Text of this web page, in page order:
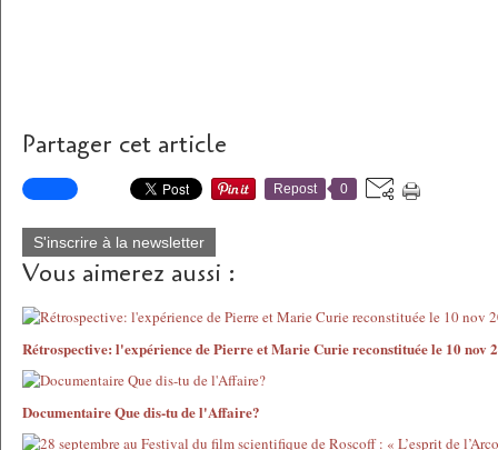
Partager cet article
Repost 0
S'inscrire à la newsletter
Vous aimerez aussi :
Rétrospective: l'expérience de Pierre et Marie Curie reconstituée le 10 nov
Documentaire Que dis-tu de l'Affaire?